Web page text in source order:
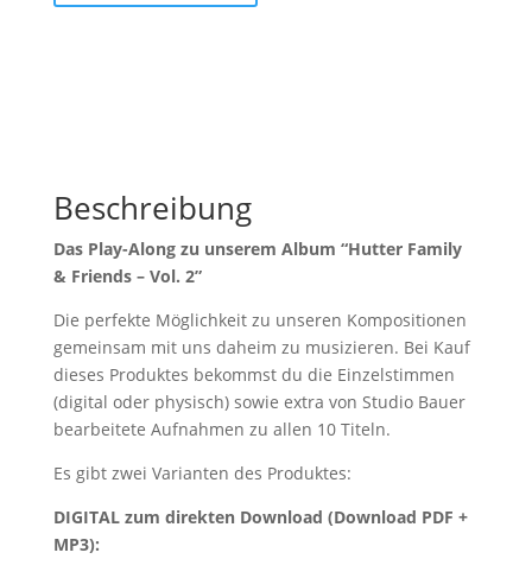
Beschreibung
Das Play-Along zu unserem Album “Hutter Family
& Friends – Vol. 2”
Die perfekte Möglichkeit zu unseren Kompositionen
gemeinsam mit uns daheim zu musizieren. Bei Kauf
dieses Produktes bekommst du die Einzelstimmen
(digital oder physisch) sowie extra von Studio Bauer
bearbeitete Aufnahmen zu allen 10 Titeln.
Es gibt zwei Varianten des Produktes:
DIGITAL zum direkten Download (Download PDF +
MP3):